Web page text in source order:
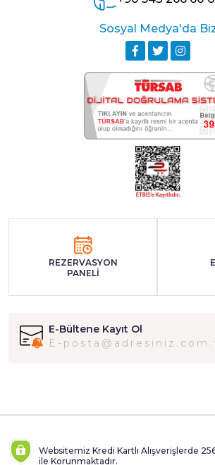
REZERVASYON
PANELİ
Sosyal Medya'da
E-Bültene Kayıt Ol
Websitemiz Kredi Kartlı Alışverişlerde
ile Korunmaktadır.